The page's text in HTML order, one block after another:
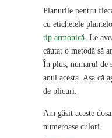
Planurile pentru
cu etichetele
tip armonică . Le
căutat o metodă să
În plus, numarul de
anul acesta. Așa că
de plicuri.
Am găsit aceste
numeroase culori.